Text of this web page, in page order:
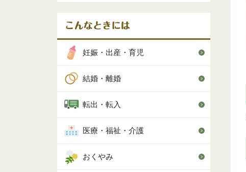
妊娠・出産・育児
結婚・離婚
転出・転入
医療・福祉・介護
おくやみ